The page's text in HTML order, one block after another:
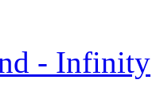
- Infinity